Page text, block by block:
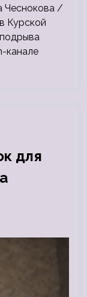
Чеснокова /
Курской
канале
для